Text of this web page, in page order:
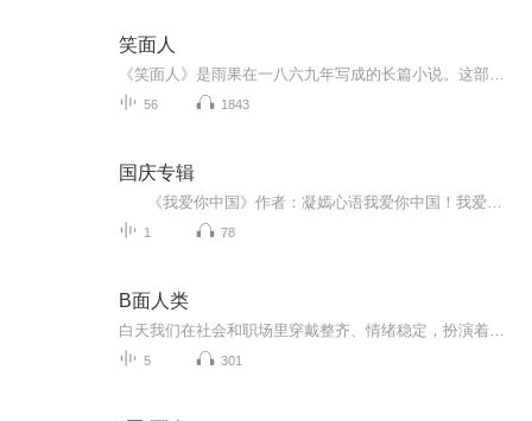
笑面人
56 1843
国庆专辑
1 78
B面人类
5 301